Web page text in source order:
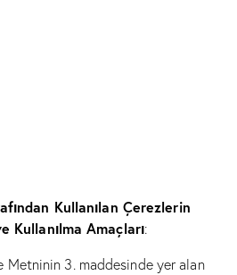
Kullanılan Çerezlerin
Kullanılma Amaçları:
Metninin 3. maddesinde yer alan